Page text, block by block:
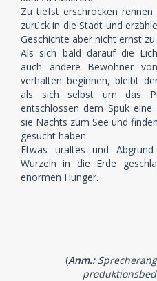
Zu tiefst erschrocken rennen
zurück in die Stadt und
Geschichte aber nicht ernst
Als sich bald darauf die
auch andere Bewohner
verhalten beginnen, bleibt
als sich selbst um das
entschlossen dem Spuk
sie Nachts zum See und
gesucht haben.
Etwas uraltes und
Wurzeln in die Erde
enormen Hunger.
(Anm.: